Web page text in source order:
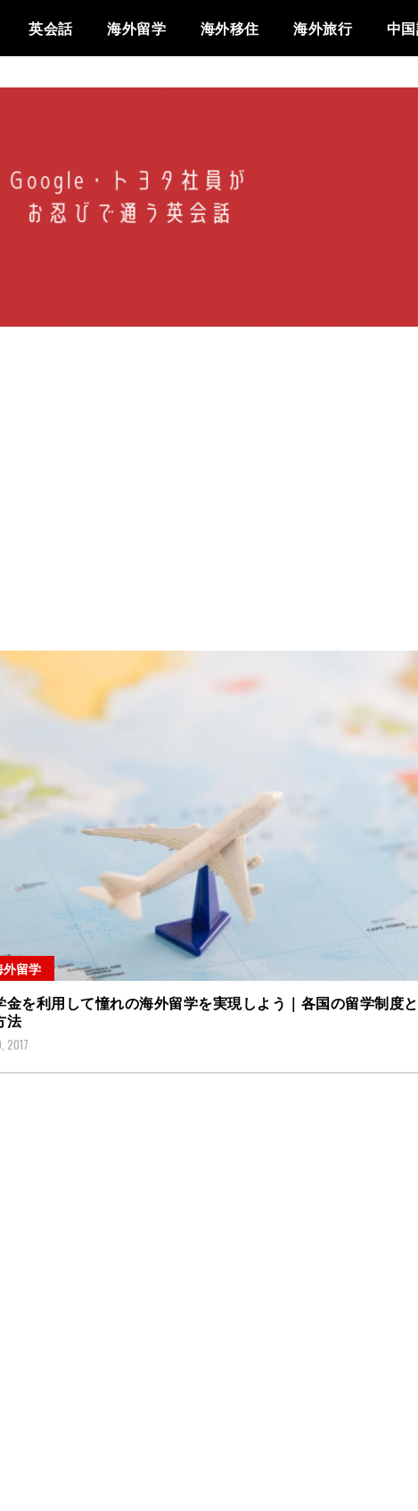
英会話 海外留学 海外移住 海外旅行 中
外留学
金を利用して憧れの海外留学を実現しよう｜各国の留学制度
法
2017